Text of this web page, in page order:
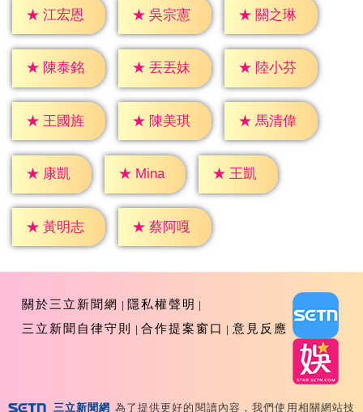
★ 江宏恩 ★ 吳宗憲 ★ 關之琳
★ 陳泰銘 ★ 丟丟妹 ★ 陸小芬
★ 王國旌 ★ 陳美琪 ★ 馬清偉
★ 康凱 ★ Mina ★ 王凱
★ 黃明志 ★ 蔡阿嘎
關於三立新聞網
隱私權聲明
三立新聞自律守則
合作提案窗口 意見反應
三立新聞網 為了提供更好的閱讀內容，我們使用相關網站技